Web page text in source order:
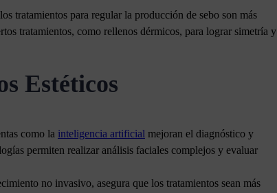
tratamientos para regular la producción de sebo son más
tratamientos, como rellenos dérmicos, para lograr simetría y
Estéticos
como la inteligencia artificial mejoran el diagnóstico y
permiten realizar análisis faciales complejos y evaluar
no invasivo, asegura que los tratamientos sean más